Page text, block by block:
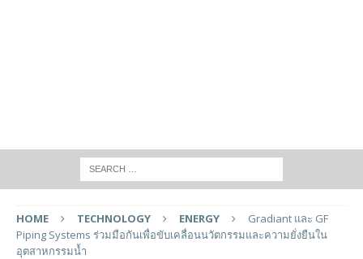
HOME TECHNOLOGY ENERGY
Gradiant และ GF
Piping Systems ร่วมมือกันเพื่อขับเคลื่อนนวัตกรรมและความยั่งยืนใน
อุตสาหกรรมน้ำ